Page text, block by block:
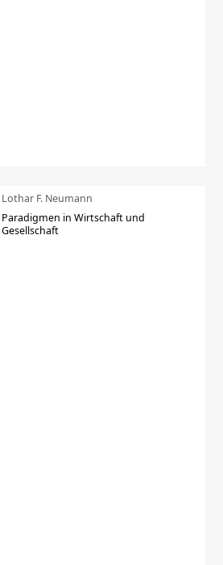
Lothar F. Neumann
Paradigmen in Wirtschaft und
Gesellschaft